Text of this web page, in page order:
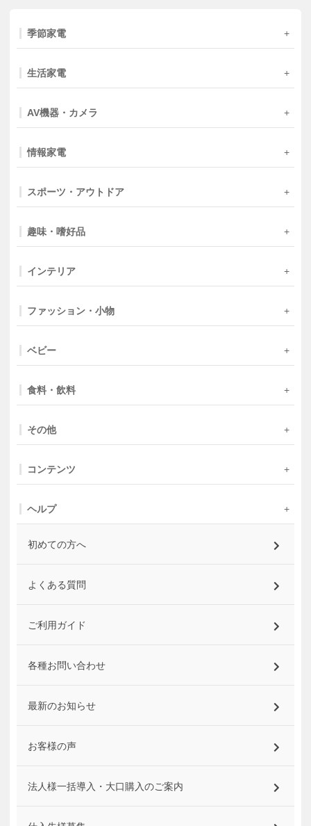
季節家電
生活家電
AV機器・カメラ
情報家電
スポーツ・アウトドア
趣味・嗜好品
インテリア
ファッション・小物
ベビー
食料・飲料
その他
コンテンツ
ヘルプ
初めての方へ
よくある質問
ご利用ガイド
各種お問い合わせ
最新のお知らせ
お客様の声
法人様一括導入・大口購入のご案内